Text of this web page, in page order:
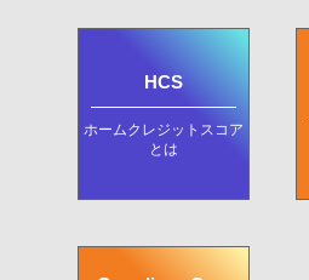
HCS
ホームクレジットスコア
とは